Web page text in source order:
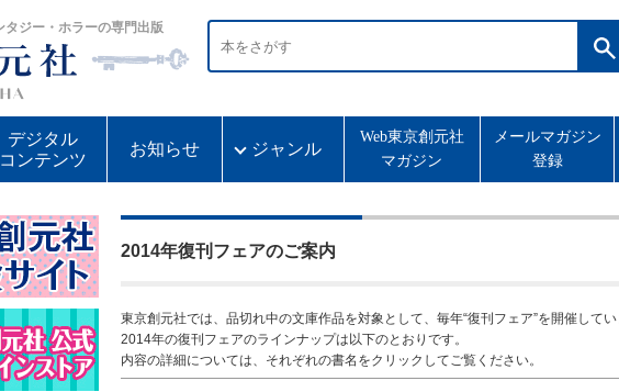
タジー・ホラーの専門出版
デジタル
コンテンツ
お知らせ ジャンル
Web東京創元社
マガジン
メールマガジン
登録
2014年復刊フェアのご案内
東京創元社では、品切れ中の文庫作品を対象として、毎年“復刊フェア”を開催してい
2014年の復刊フェアのラインナップは以下のとおりです。
内容の詳細については、それぞれの書名をクリックしてご覧ください。